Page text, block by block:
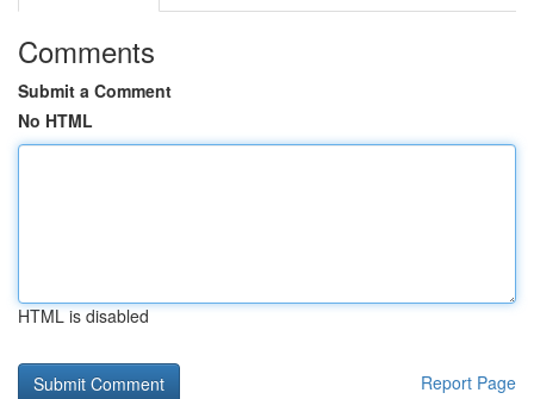
Comments
Submit a Comment
No HTML
HTML is disabled
Report Page